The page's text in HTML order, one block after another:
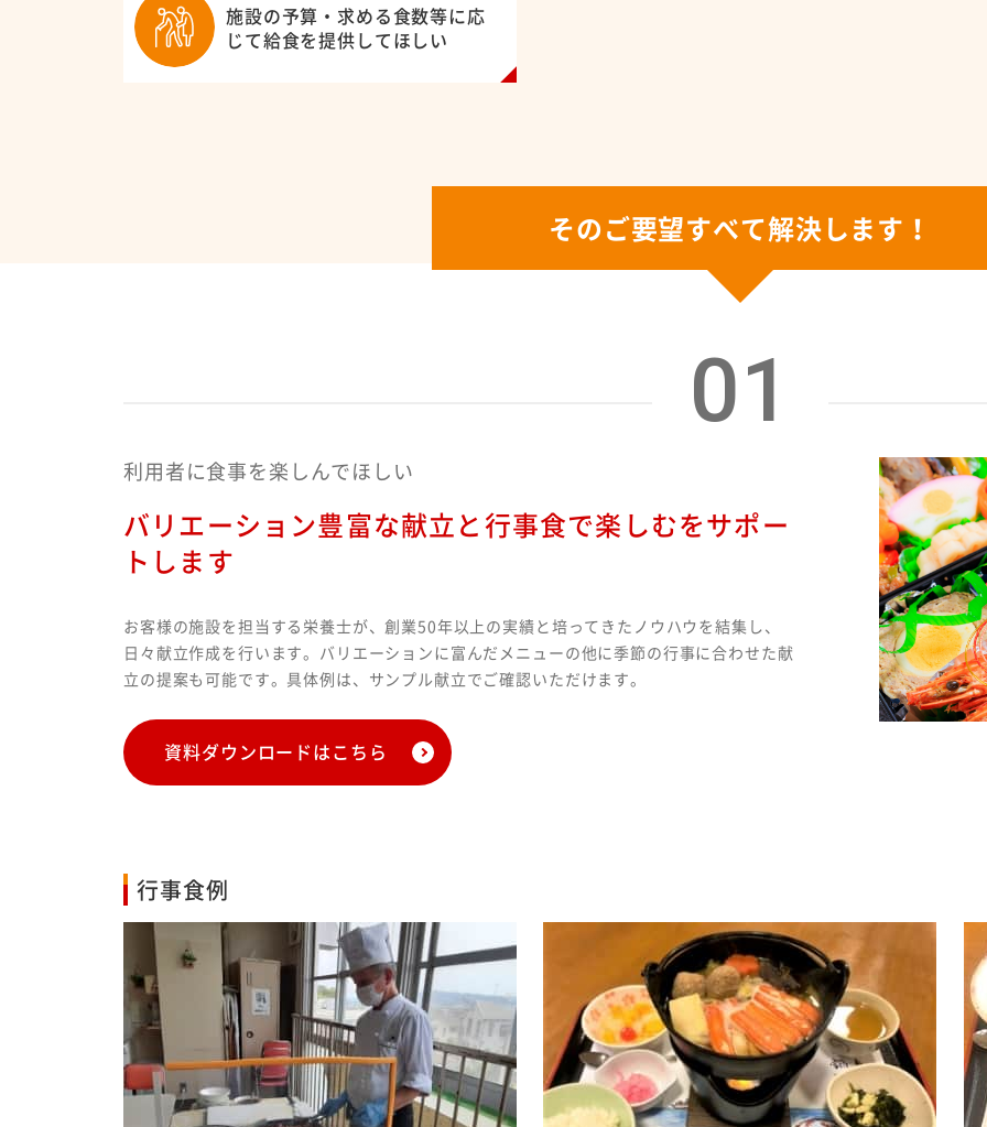
施設の予算・求める食数等に応
じて給食を提供してほしい
そのご要望すべて解決します！
01
利用者に食事を楽しんでほしい
バリエーション豊富な献立と行事食で楽しむをサポー
トします
お客様の施設を担当する栄養士が、創業50年以上の実績と培ってきたノウハウを結集し、
日々献立作成を行います。バリエーションに富んだメニューの他に季節の行事に合わせた献
立の提案も可能です。具体例は、サンプル献立でご確認いただけます。
資料ダウンロードはこちら
行事食例